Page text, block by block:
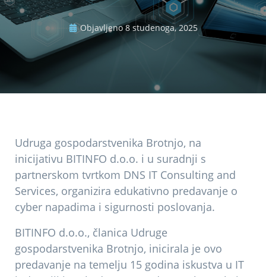
Objavljeno8 studenoga, 2025
Udruga gospodarstvenika Brotnjo, na
inicijativu BITINFO d.o.o. i u suradnji s
partnerskom tvrtkom DNS IT Consulting and
Services, organizira edukativno predavanje o
cyber napadima i sigurnosti poslovanja.
BITINFO d.o.o., članica Udruge
gospodarstvenika Brotnjo, inicirala je ovo
predavanje na temelju 15 godina iskustva u IT